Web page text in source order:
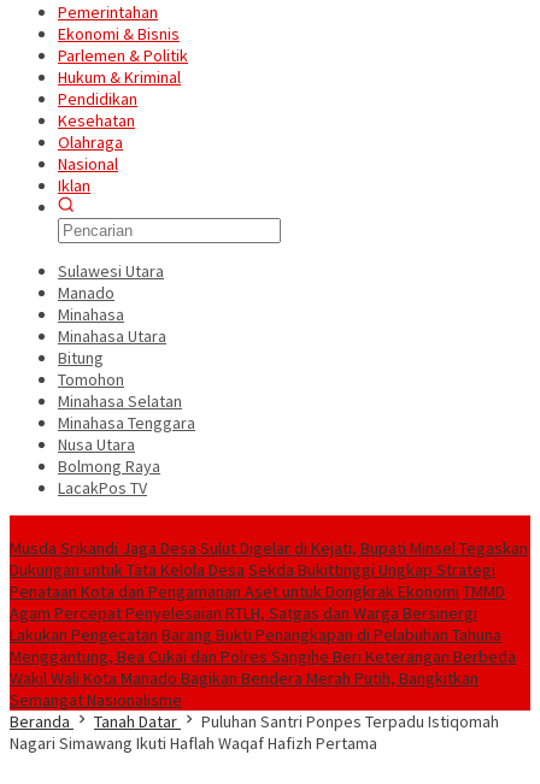
Pemerintahan
Ekonomi & Bisnis
Parlemen & Politik
Hukum & Kriminal
Pendidikan
Kesehatan
Olahraga
Nasional
Iklan
Sulawesi Utara
Manado
Minahasa
Minahasa Utara
Bitung
Tomohon
Minahasa Selatan
Minahasa Tenggara
Nusa Utara
Bolmong Raya
LacakPos TV
Musda Srikandi Jaga Desa Sulut Digelar di Kejati, Bupati Minsel Tegaskan
Dukungan untuk Tata Kelola Desa Sekda Bukittinggi Ungkap Strategi
Penataan Kota dan Pengamanan Aset untuk Dongkrak Ekonomi TMMD
Agam Percepat Penyelesaian RTLH, Satgas dan Warga Bersinergi
Lakukan Pengecatan Barang Bukti Penangkapan di Pelabuhan Tahuna
Menggantung, Bea Cukai dan Polres Sangihe Beri Keterangan Berbeda
Wakil Wali Kota Manado Bagikan Bendera Merah Putih, Bangkitkan
Semangat Nasionalisme
Beranda
Tanah Datar
Puluhan Santri Ponpes Terpadu Istiqomah
Nagari Simawang Ikuti Haflah Waqaf Hafizh Pertama